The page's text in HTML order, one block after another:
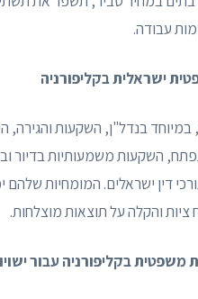
עבודה.
ישראלית בקליפורניה
בנדל"ן, השקעות
השקעות משמעותיות בדיור
דין ישראלים. המומחיות
ציות והקלה על תוצאות מוצלחות.
משפטית בקליפורניה עבור